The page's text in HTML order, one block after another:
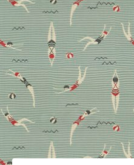
Machen Sie es sich diese
Balkonien gemütlich
Makeover von der
präsentieren die
Wohnmagazin als
erklärt Chefredakteurin
Magazin Wohnen